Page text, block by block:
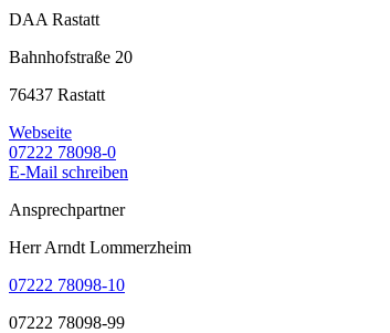
DAA Rastatt
Bahnhofstraße 20
76437 Rastatt
Webseite
07222 78098-0
E-Mail schreiben
Ansprechpartner
Herr Arndt Lommerzheim
07222 78098-10
07222 78098-99